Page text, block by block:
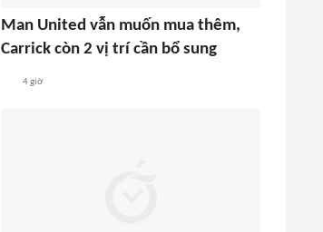
Man United vẫn muốn mua thêm,
Carrick còn 2 vị trí cần bổ sung
4 giờ